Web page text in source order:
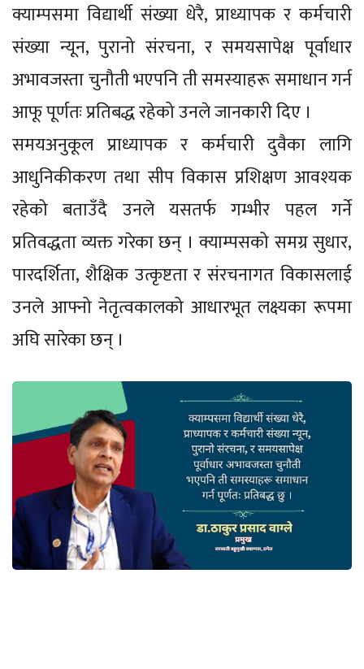
क्याम्पसमा विद्यार्थी संख्या धेरै, प्राध्यापक र कर्मचारी
संख्या न्यून, पुरानो संरचना, र समयसापेक्ष पूर्वाधार
अभावजस्ता चुनौती भएपनि ती समस्याहरू समाधान गर्न
आफू पूर्णतः प्रतिबद्ध रहेको उनले जानकारी दिए ।
समयअनुकूल प्राध्यापक र कर्मचारी दुवैका लागि
आधुनिकीकरण तथा सीप विकास प्रशिक्षण आवश्यक
रहेको बताउँदै उनले यसतर्फ गम्भीर पहल गर्ने
प्रतिवद्धता व्यक्त गरेका छन् । क्याम्पसको समग्र सुधार,
पारदर्शिता, शैक्षिक उत्कृष्टता र संरचनागत विकासलाई
उनले आफ्नो नेतृत्वकालको आधारभूत लक्ष्यका रूपमा
अघि सारेका छन् ।